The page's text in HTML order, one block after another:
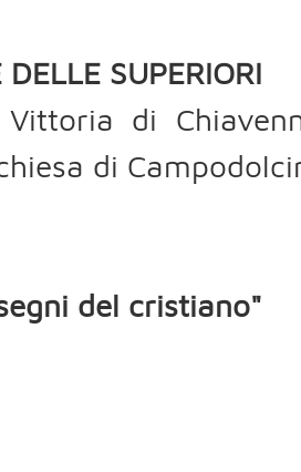
SUPERIORI
di
di
del cristiano"